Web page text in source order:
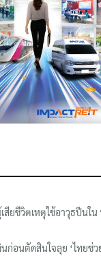
สียชีวิตเหตุใช้อาวุธปืนใน
นก่อนตัดสินใจลุย ‘ไทยช่